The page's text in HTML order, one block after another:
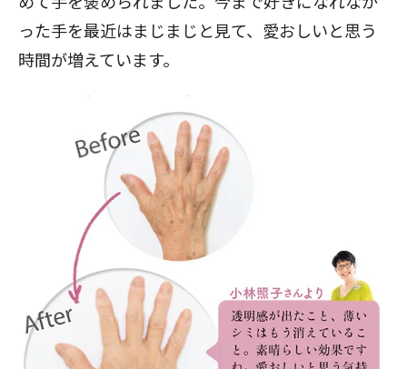
った手を最近はまじまじと見て、愛おしいと思う
時間が増えています。